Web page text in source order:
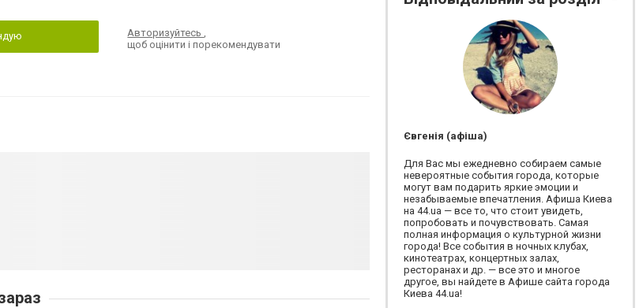
Авторизуйтесь,
щоб оцінити і порекомендувати
Євгенія (афіша)
Для Вас мы ежедневно собираем самые
невероятные события города, которые
могут вам подарить яркие эмоции и
незабываемые впечатления. Афиша Киева
на 44.ua — все то, что стоит увидеть,
попробовать и почувствовать. Самая
полная информация о культурной жизни
города! Все события в ночных клубах,
кинотеатрах, концертных залах,
ресторанах и др. — все это и многое
другое, вы найдете в Афише сайта города
Киева 44.ua!